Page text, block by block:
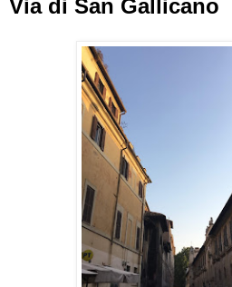
Via di San Gallicano